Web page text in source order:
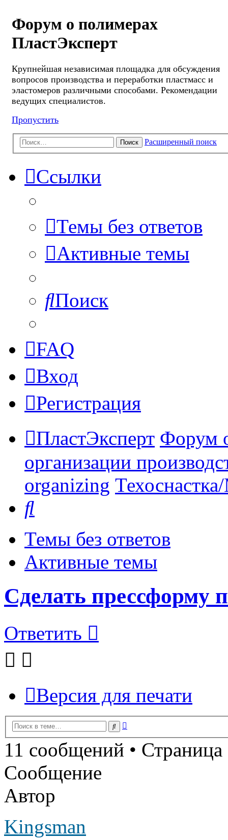
Форум о полимерах
ПластЭксперт
Крупнейшая независимая площадка для обсуждения
вопросов производства и переработки пластмасс и
эластомеров различными способами. Рекомендации
ведущих специалистов.
Пропустить
Поиск Расширенный поиск
Ссылки
Темы без ответов
Активные темы
Поиск
FAQ
Вход
Регистрация
ПластЭксперт Форум
организации
organizing
Темы без ответов
Активные темы
Сделать прессформу
Ответить
Версия для печати
Поиск
11 сообщений • Страница
Сообщение
Автор
Kingsman